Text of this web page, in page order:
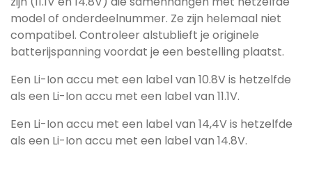
model of onderdeelnummer. Ze zijn helemaal niet
compatibel. Controleer alstublieft je originele
batterijspanning voordat je een bestelling plaatst.
Een Li-Ion accu met een label van 10.8V is hetzelfde
als een Li-Ion accu met een label van 11.1V.
Een Li-Ion accu met een label van 14,4V is hetzelfde
als een Li-Ion accu met een label van 14.8V.